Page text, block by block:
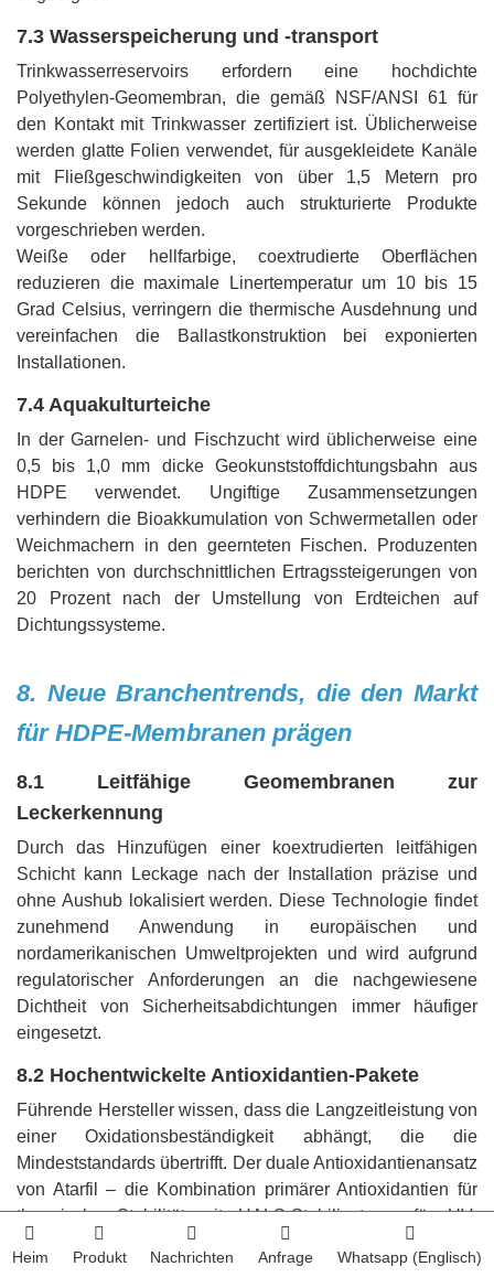
7.3 Wasserspeicherung und -transport
Trinkwasserreservoirs erfordern eine hochdichte
Polyethylen-Geomembran, die gemäß NSF/ANSI 61 für
den Kontakt mit Trinkwasser zertifiziert ist. Üblicherweise
werden glatte Folien verwendet, für ausgekleidete Kanäle
mit Fließgeschwindigkeiten von über 1,5 Metern pro
Sekunde können jedoch auch strukturierte Produkte
vorgeschrieben werden.
Weiße oder hellfarbige, coextrudierte Oberflächen
reduzieren die maximale Linertemperatur um 10 bis 15
Grad Celsius, verringern die thermische Ausdehnung und
vereinfachen die Ballastkonstruktion bei exponierten
Installationen.
7.4 Aquakulturteiche
In der Garnelen- und Fischzucht wird üblicherweise eine
0,5 bis 1,0 mm dicke Geokunststoffdichtungsbahn aus
HDPE verwendet. Ungiftige Zusammensetzungen
verhindern die Bioakkumulation von Schwermetallen oder
Weichmachern in den geernteten Fischen. Produzenten
berichten von durchschnittlichen Ertragssteigerungen von
20 Prozent nach der Umstellung von Erdteichen auf
Dichtungssysteme.
8. Neue Branchentrends, die den Markt
für HDPE-Membranen prägen
8.1 Leitfähige Geomembranen zur
Leckerkennung
Durch das Hinzufügen einer koextrudierten leitfähigen
Schicht kann Leckage nach der Installation präzise und
ohne Aushub lokalisiert werden. Diese Technologie findet
zunehmend Anwendung in europäischen und
nordamerikanischen Umweltprojekten und wird aufgrund
regulatorischer Anforderungen an die nachgewiesene
Dichtheit von Sicherheitsabdichtungen immer häufiger
eingesetzt.
8.2 Hochentwickelte Antioxidantien-Pakete
Führende Hersteller wissen, dass die Langzeitleistung von
einer Oxidationsbeständigkeit abhängt, die die
Mindeststandards übertrifft. Der duale Antioxidantienansatz
von Atarfil – die Kombination primärer Antioxidantien für
thermische Stabilität mit HALS-Stabilisatoren für UV-
Beständigkeit – stellt eine vielversprechende Methode für
anspruchsvolle Anwendungen dar. Auch der GSE HX von
Heim Produkt Nachrichten Anfrage Whatsapp (Englisch)